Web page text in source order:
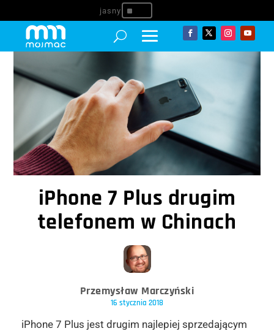
^
iPhone 7 Plus drugim
telefonem w Chinach
Przemysław Marczyński
16 stycznia 2018
iPhone 7 Plus jest drugim najlepiej sprzedającym